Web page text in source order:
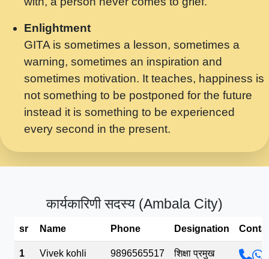
Rishikesh - Swami Gyananand Ji
Maharaj.mp3
यह हसरत तलब ह नकज कमर Yahi Hasraten
Talab Hai Bhav Pravah #bhajan.mp3
लडल ज बल ल क ज न लग Sadhvi Purnima Ji
7.9.2021 जवल नगर दलल #बसर.mp3
सख भ मझ पयर ह दख भ मझ पयर ह!छड म कस दत
सपरहट भजन 2021 - तर अखय ह जद भर बहर ज म
सपरहट शयम भजन - जय जय शयम जय जय शयम
भव.mp3
Enlightment
GITA is sometimes a lesson, sometimes a
warning, sometimes an inspiration and
sometimes motivation. It teaches, happiness is
not something to be postponed for the future
instead it is something to be experienced
every second in the present.
कार्यकारिणी सदस्य (Ambala City)
sr Name Phone Designation
1 Vivek kohli 9896565517 शिक्षा प्रमुख